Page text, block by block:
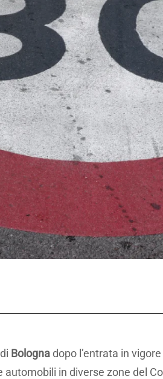
Bologna dopo l’entrata in
in diverse zone del